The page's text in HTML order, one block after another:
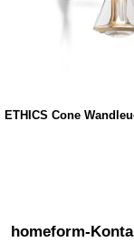
ETHICS Cone
homeform-